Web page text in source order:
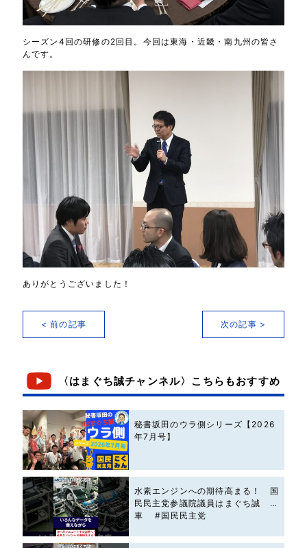
シーズン4回の研修の2回目。今回は東海・近畿・南九州の皆さ
んです。
ありがとうございました！
< 前の記事 次の記事 >
〈はまぐち誠チャンネル〉こちらもおすすめ
秘書坂田のウラ側シリーズ【2026
年7月号】
水素エンジンへの期待高まる！ 国
民民主党参議院議員はまぐち誠 #
車 #国民民主党